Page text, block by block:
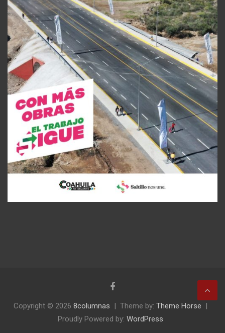
Copyright © 2026 8columnas Theme by: Theme Horse
Proudly Powered by: WordPress